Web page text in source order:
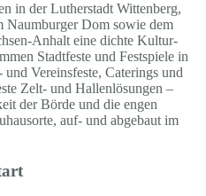
in der Lutherstadt Wittenberg,
Naumburger Dom sowie dem
Anhalt eine dichte Kultur-
Stadtfeste und Festspiele in
Vereinsfeste, Caterings und
Zelt- und Hallenlösungen –
der Börde und die engen
auf- und abgebaut im